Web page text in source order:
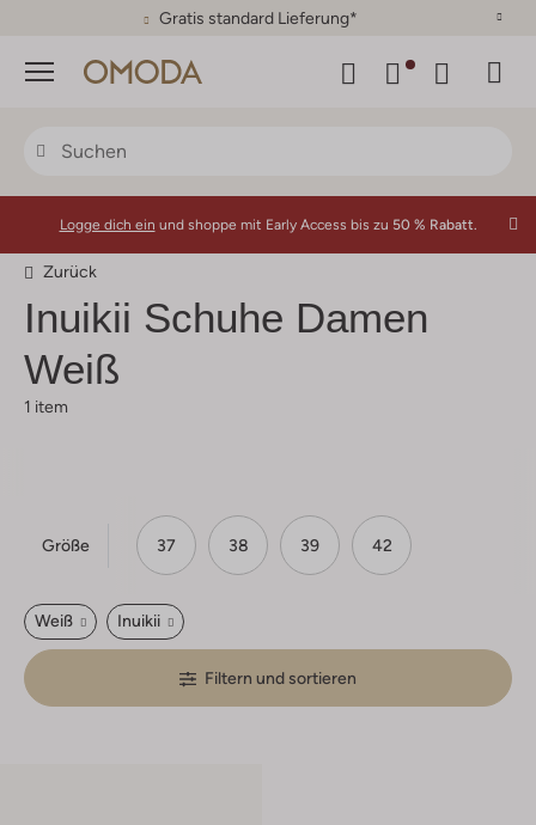
Gratis standard Lieferung*
Menü
Logge dich ein und shoppe mit Early Access bis zu 50 % Rabatt.
Zurück
Inuikii Schuhe Damen
Weiß
1 item
Größe 37 38 39 42
Weiß Inuikii
Filtern und sortieren